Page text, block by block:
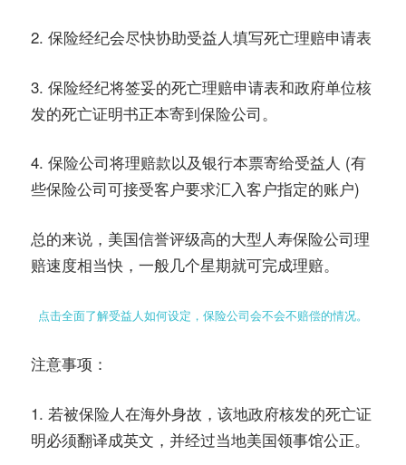
2. 保险经纪会尽快协助受益人填写死亡理赔申请表
3. 保险经纪将签妥的死亡理赔申请表和政府单位核
发的死亡证明书正本寄到保险公司。
4. 保险公司将理赔款以及银行本票寄给受益人 (有
些保险公司可接受客户要求汇入客户指定的账户)
总的来说，美国信誉评级高的大型人寿保险公司理
赔速度相当快，一般几个星期就可完成理赔。
点击全面了解受益人如何设定，保险公司会不会不赔偿的情况。
注意事项：
1. 若被保险人在海外身故，该地政府核发的死亡证
明必须翻译成英文，并经过当地美国领事馆公正。